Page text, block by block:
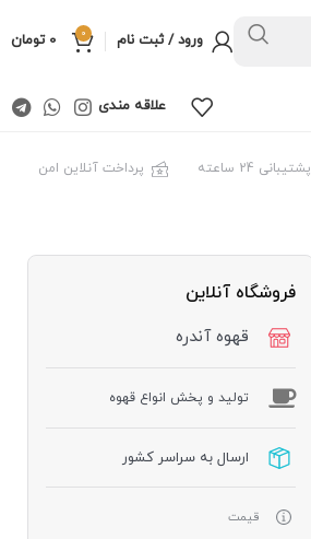
ورود / ثبت نام 0
0 تومان
علاقه مندی
پشتیبانی 24 ساعته پرداخت آنلاین امن
فروشگاه آنلاین
قهوه آندره
توليد و پخش انواع قهوه
ارسال به سراسر کشور
قیمت